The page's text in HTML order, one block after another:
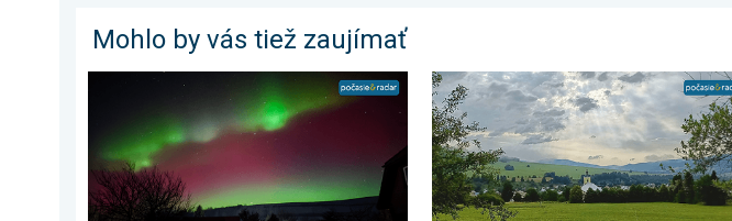
Mohlo by vás tiež zaujímať
Nádherná polárna žiara na Slovensku. Galéria vašich fotiek. . . streda 21. januára
Z každého rožku trošku. 3-dňová